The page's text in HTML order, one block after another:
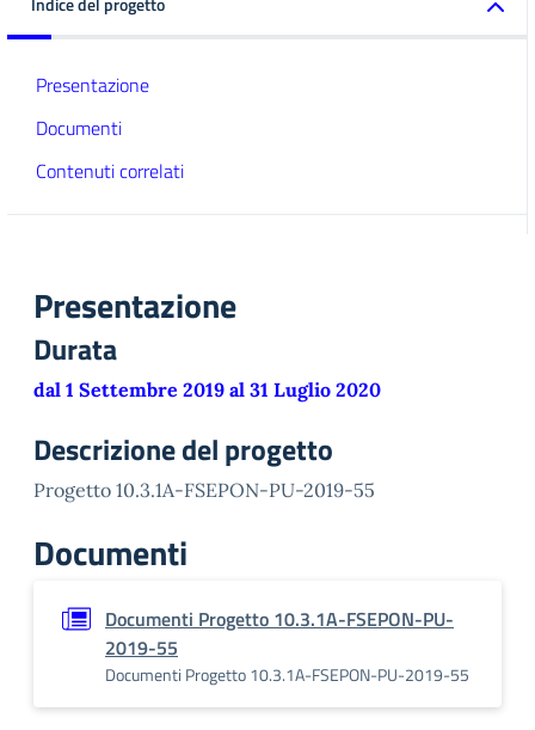
Presentazione
Documenti
Contenuti correlati
Presentazione
Durata
dal 1 Settembre 2019 al 31 Luglio 2020
Descrizione del progetto
Progetto 10.3.1A-FSEPON-PU-2019-55
Documenti
Documenti Progetto 10.3.1A-FSEPON-PU-
2019-55
Documenti Progetto 10.3.1A-FSEPON-PU-2019-55